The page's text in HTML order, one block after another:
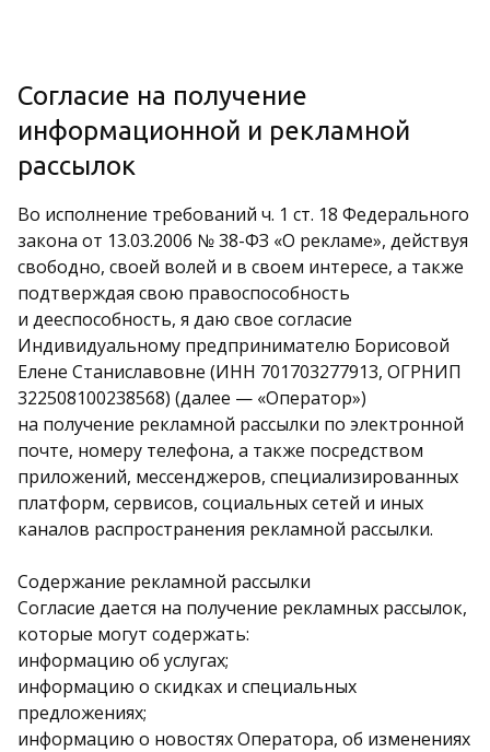
Согласие на получение
информационной и рекламной
рассылок
Во исполнение требований ч. 1 ст. 18 Федерального
закона от 13.03.2006 № 38-ФЗ «О рекламе», действуя
свободно, своей волей и в своем интересе, а также
подтверждая свою правоспособность
и дееспособность, я даю свое согласие
Индивидуальному предпринимателю Борисовой
Елене Станиславовне (ИНН 701703277913, ОГРНИП
322508100238568) (далее — «Оператор»)
на получение рекламной рассылки по электронной
почте, номеру телефона, а также посредством
приложений, мессенджеров, специализированных
платформ, сервисов, социальных сетей и иных
каналов распространения рекламной рассылки.
Содержание рекламной рассылки
Согласие дается на получение рекламных рассылок,
которые могут содержать:
информацию об услугах;
информацию о скидках и специальных
предложениях;
информацию о новостях Оператора, об изменениях